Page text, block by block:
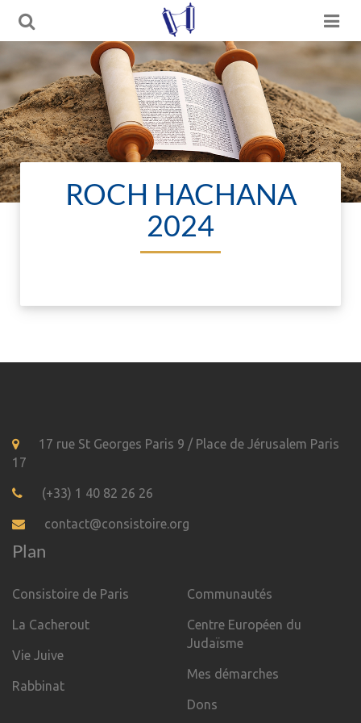
ROCH HACHANA
2024
17 rue St Georges Paris 9 / Place de Jérusalem Paris
17
(+33) 1 40 82 26 26
contact@consistoire.org
Plan
Consistoire de Paris
La Cacherout
Vie Juive
Rabbinat
Communautés
Centre Européen du
Judaïsme
Mes démarches
Dons